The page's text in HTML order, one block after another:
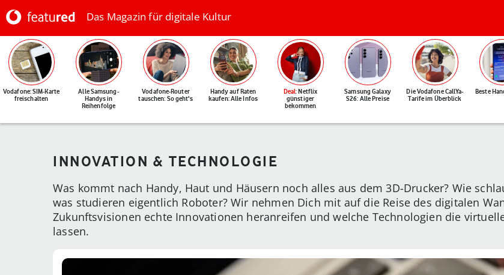
Das Magazin für digitale Kultur
Vodafone: SIM-Karte
freischalten
Alle Samsung-
Handys in
Reihenfolge
Vodafone-Router
tauschen: So geht's
Handy auf Raten
kaufen: Alle Infos
Deal: Netflix
günstiger
bekommen
Samsung Galaxy
S26: Alle Preise
Die Vodafone CallYa-
Tarife im Überblick
Beste
INNOVATION & TECHNOLOGIE
Was kommt nach Handy, Haut und Häusern noch alles aus dem 3D-Drucker? Wie
was studieren eigentlich Roboter? Wir nehmen Dich mit auf die Reise des digitalen
Zukunftsvisionen echte Innovationen heranreifen und welche Technologien die
lassen.